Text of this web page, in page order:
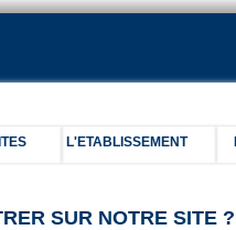
L'ETABLISSEMENT
SUR NOTRE SITE ?